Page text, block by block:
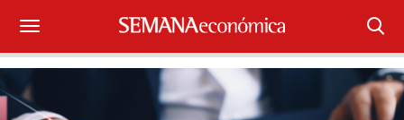
Suscríbase
Iniciar sesión